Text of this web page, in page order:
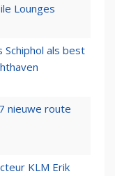
Lounges
als best
nieuwe route
KLM Erik